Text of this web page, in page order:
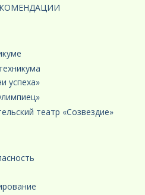
успеха»
театр «Созвездие»